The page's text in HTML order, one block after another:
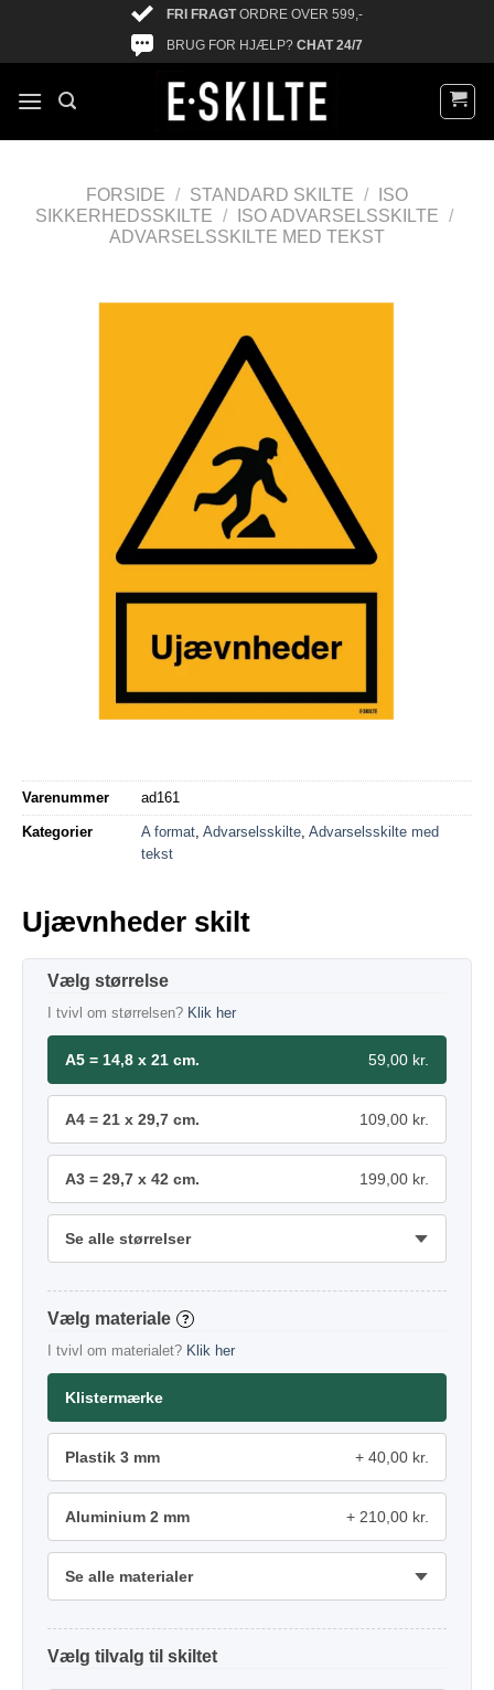
FRI FRAGTORDRE OVER 599,-
BRUG FOR HJÆLP? CHAT 24/7
FORSIDE / STANDARD SKILTE /
ISO
SIKKERHEDSSKILTE
/ ISO ADVARSELSSKILTE /
ADVARSELSSKILTE MED TEKST
Varenummer ad161
Kategorier A format Advarselsskilte Advarselsskilte med
tekst
Ujævnheder skilt
størrelse
I tvivl om størrelsen? Klik her
A5 = 14,8 x 21 cm. 59,00 kr.
A4 = 21 x 29,7 cm. 109,00 kr.
A3 = 29,7 x 42 cm. 199,00 kr.
Se alle størrelser
materiale ?
I tvivl om materialet? Klik her
Klistermærke
Plastik 3 mm 40,00 kr.
Aluminium 2 mm 210,00 kr.
Se alle materialer
tilvalg